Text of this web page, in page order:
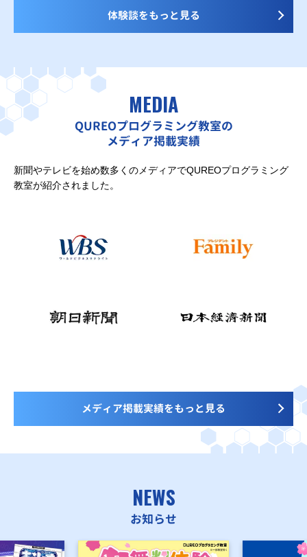
体験談をもっと見る
MEDIA
QUREOプログラミング教室の
メディア掲載実績
新聞やテレビを始め数多くのメディアでQUREOプログラミング
教室が紹介されました。
メディア掲載実績をもっと見る
NEWS
お知らせ